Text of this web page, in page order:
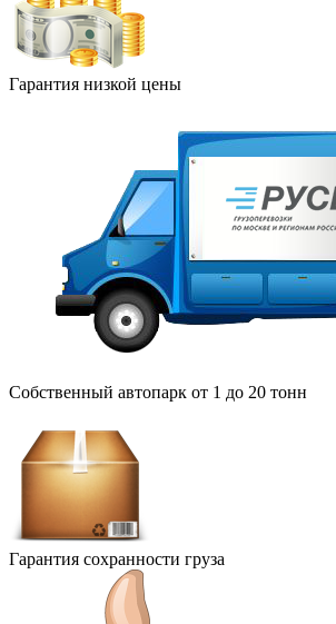
Гарантия низкой цены
Собственный автопарк от 1 до 20 тонн
Гарантия сохранности груза